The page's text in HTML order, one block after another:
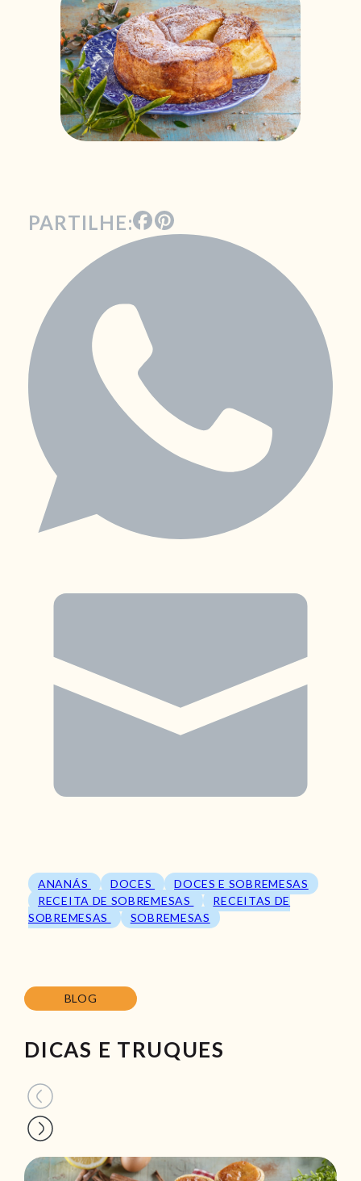
PARTILHE:
ANANÁS DOCES
DOCES E SOBREMESAS
RECEITA DE SOBREMESAS
RECEITAS DE
SOBREMESAS
SOBREMESAS
BLOG
DICAS E TRUQUES